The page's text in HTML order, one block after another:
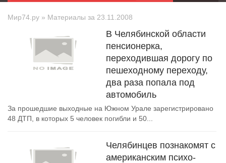
Мир74.ру » Материалы за 23.11.2008
В Челябинской области
пенсионерка,
переходившая дорогу по
пешеходному переходу,
два раза попала под
автомобиль
За прошедшие выходные на Южном Урале зарегистрировано
48 ДТП, в которых 5 человек погибли и 50...
Челябинцев познакомят с
американским психо-